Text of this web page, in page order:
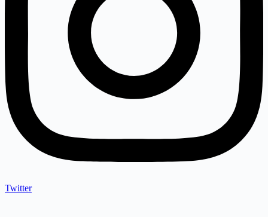
Twitter